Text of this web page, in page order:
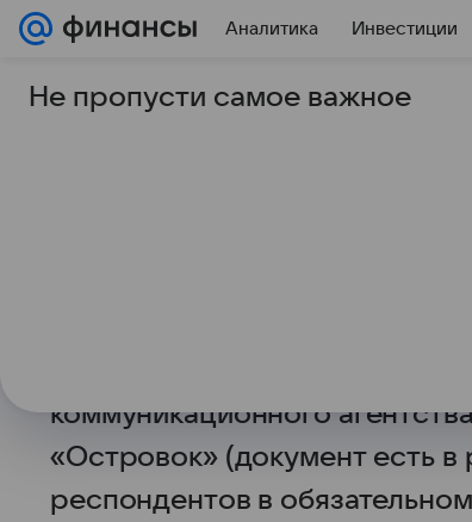
Аналитика Инвестиции
25 мая 2026 Финансы Mail
Россияне
Перед отпуском или
россиян обязательно
коммуникационного
«Островок» (документ есть в
респондентов в
Не пропусти самое важное